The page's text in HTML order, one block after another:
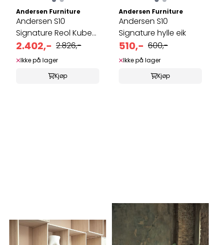
Andersen Furniture
Andersen S10
Signature Reol Kube
med dør eik, ...
2.402,- 2.826,-
Ikke på lager
Kjøp
Andersen Furniture
Andersen S10
Signature hylle eik
510,- 600,-
Ikke på lager
Kjøp